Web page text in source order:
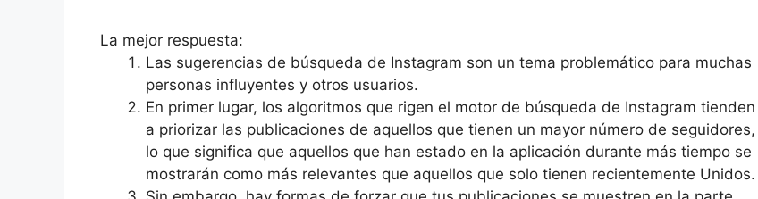
La mejor respuesta:
Las sugerencias de búsqueda de Instagram son un tema problemático para muchas
personas influyentes y otros usuarios.
En primer lugar, los algoritmos que rigen el motor de búsqueda de Instagram tienden
a priorizar las publicaciones de aquellos que tienen un mayor número de seguidores,
lo que significa que aquellos que han estado en la aplicación durante más tiempo se
mostrarán como más relevantes que aquellos que solo tienen recientemente Unidos.